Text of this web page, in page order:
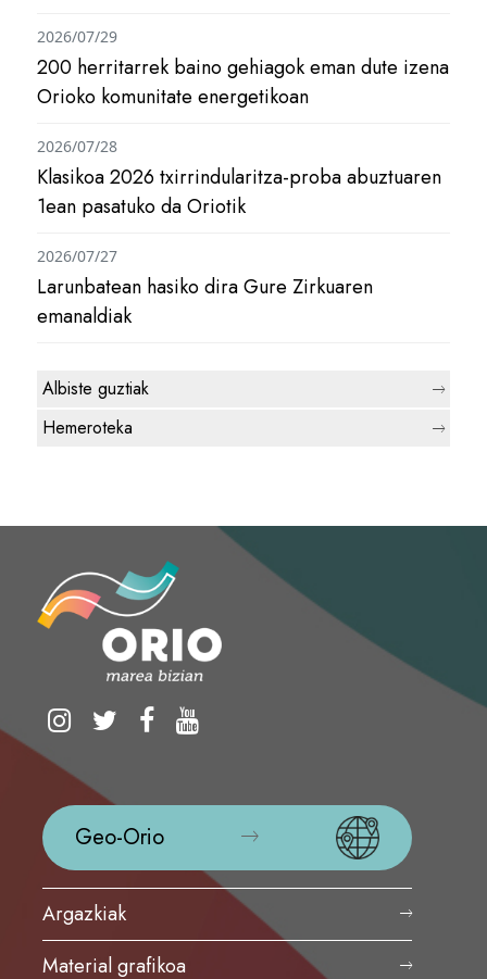
200 herritarrek baino gehiagok eman dute izena
Orioko komunitate energetikoan
2026/07/29
Klasikoa 2026 txirrindularitza-proba abuztuaren
1ean pasatuko da Oriotik
2026/07/28
Larunbatean hasiko dira Gure Zirkuaren
emanaldiak
2026/07/27
Albiste guztiak
Hemeroteka
Geo-Orio
Argazkiak
Material grafikoa